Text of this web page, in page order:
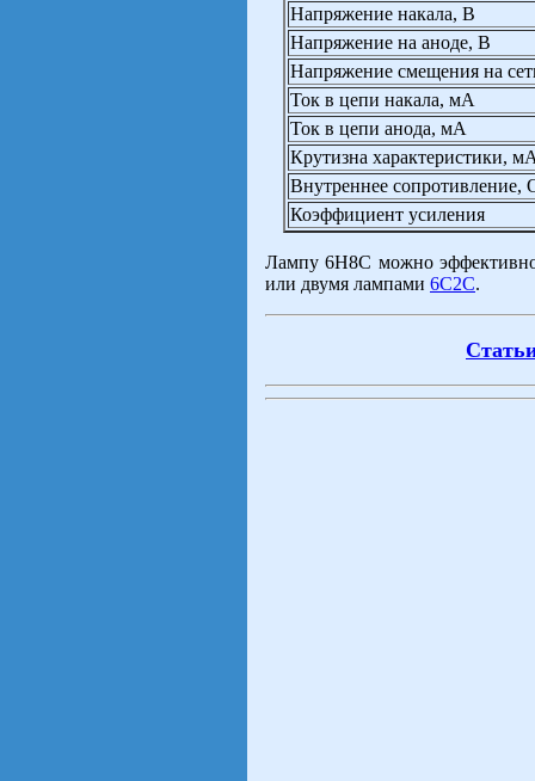
Напряжение накала, В
Напряжение на аноде, В
Напряжение смещения на
Ток в цепи накала, мА
Ток в цепи анода, мА
Крутизна характеристики,
Внутреннее сопротивление,
Коэффициент усиления
Лампу 6Н8С можно эффективно
или двумя лампами 6С2С.